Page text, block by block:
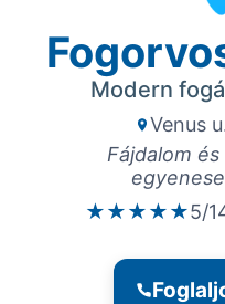
Modern
Venus
Fájdalom
★★★★★5/